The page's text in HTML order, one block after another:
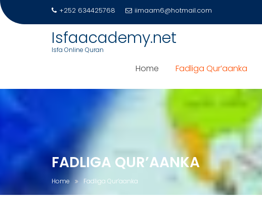
Skip
to
+252 634425768 iimaam6@hotmail.com
Isfaacademy.net
Isfa Online Quran
Home Fadliga Qur’aanka
FADLIGA QUR’AANKA
Home Fadliga Qur’aanka